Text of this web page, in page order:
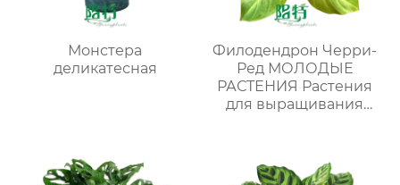
Монстера
деликатесная
Филодендрон Черри-
Ред МОЛОДЫЕ
РАСТЕНИЯ Растения
для выращивания